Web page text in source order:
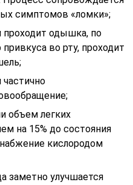
симптомов «ломки»;
проходит одышка, по
во рту, проходит
объем легких
на 15% до состояния
кислородом
заметно улучшается